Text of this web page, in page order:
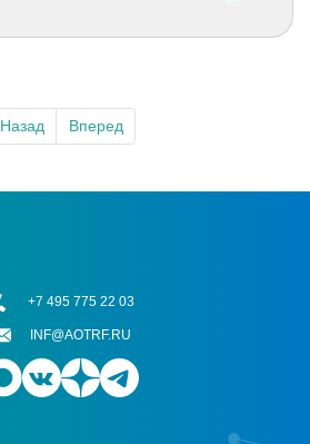
Назад Вперед
+7 495 775 22 03
INF@AOTRF.RU